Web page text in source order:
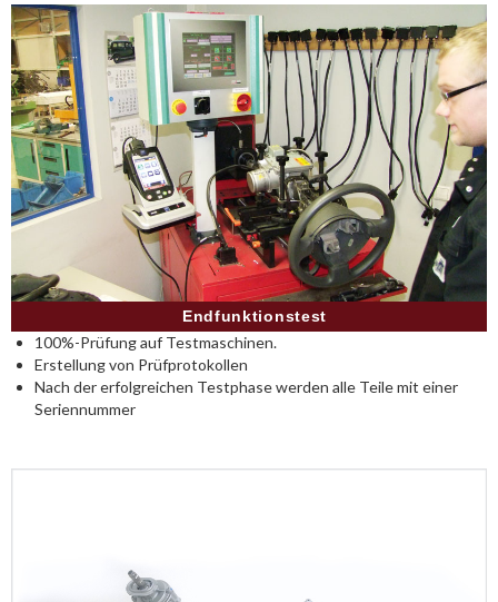
Endfunktionstest
100%-Prüfung auf Testmaschinen.
Erstellung von Prüfprotokollen
Nach der erfolgreichen Testphase werden alle Teile mit einer
Seriennummer